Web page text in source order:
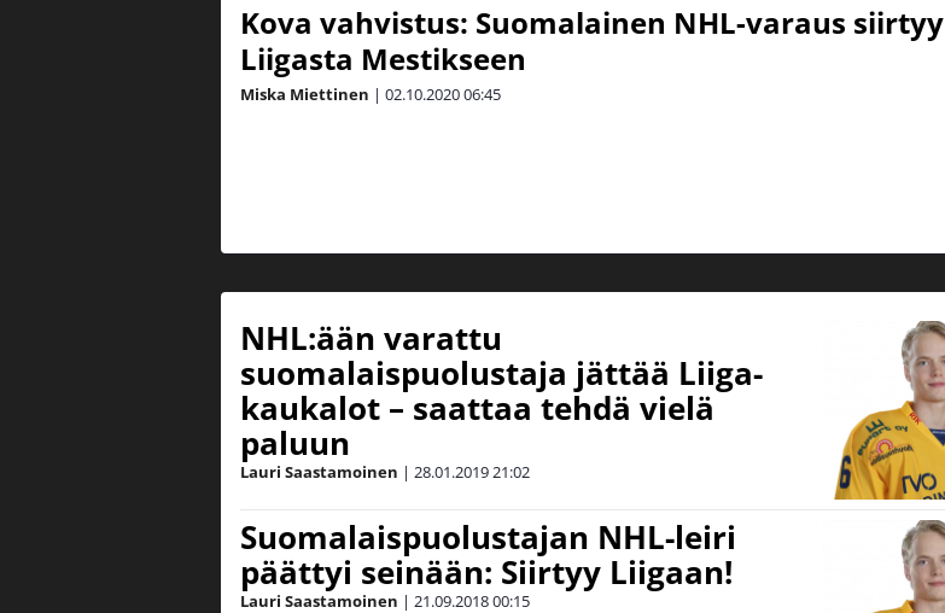
Kova vahvistus: Suomalainen NHL-varaus siirtyy
Liigasta Mestikseen
Miska Miettinen | 02.10.202006:45
NHL:ään varattu
suomalaispuolustaja jättää Liiga-
kaukalot – saattaa tehdä vielä
paluun
Lauri Saastamoinen | 28.01.201921:02
Suomalaispuolustajan NHL-leiri
päättyi seinään: Siirtyy Liigaan!
Lauri Saastamoinen | 21.09.201800:15